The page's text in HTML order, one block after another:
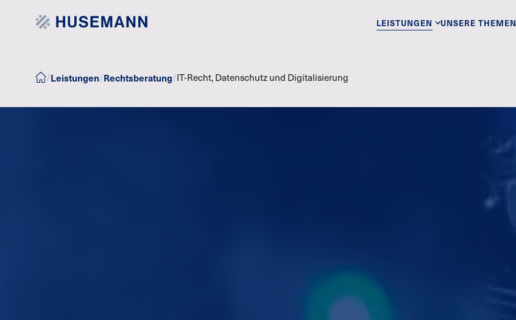
LEISTUNGEN UNSERE THEMEN
/Leistungen/Rechtsberatung/IT-Recht, Datenschutz und Digitalisierung